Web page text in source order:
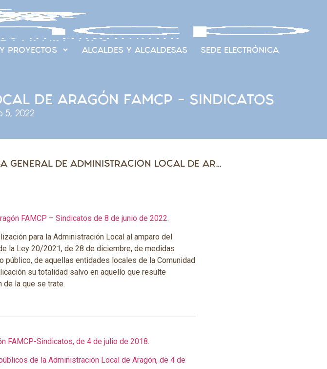
PROYECTOS ALCALDES Y ALCALDESAS SEDE ELECTRÓNICA
DE ARAGÓN FAMCP – SINDICATOS
5, 2022
MESA GENERAL DE ADMINISTRACIÓN LOCAL DE ARAGÓN FAMCP – SINDICATOS
FAMCP – Sindicatos de 8 de junio de 2022.
para la Administración Local al amparo del
la Ley 20/2021, de 28 de diciembre, de medidas
de aquellas entidades locales de la Comunidad
su totalidad salvo en aquello que resulte
de la que se trate.
FAMCP-Sindicatos, de 4 de julio de 2018.
de la Administración Local de Aragón, de 4 de